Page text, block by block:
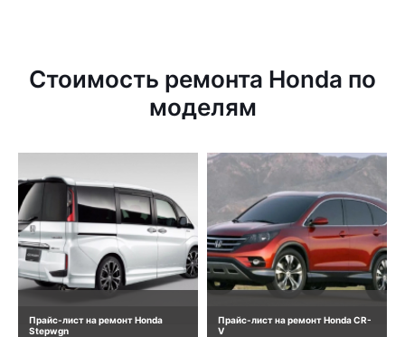
Стоимость ремонта Honda по
моделям
Прайс-лист на ремонт Honda
Stepwgn
Прайс-лист на ремонт Honda CR-
V